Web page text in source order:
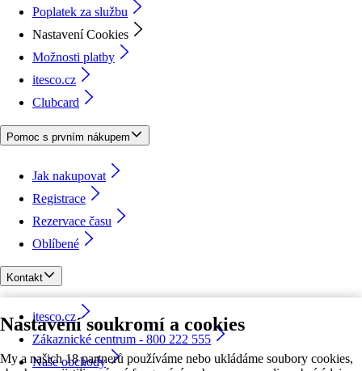
Nastavení soukromí a cookies
My a našich 18 partnerů používáme nebo ukládáme soubory cookies,
Poplatek za službu
Nastavení Cookies
Možnosti platby
itesco.cz
Clubcard
Pomoc s prvním nákupem
Jak nakupovat
Registrace
Rezervace času
Oblíbené
Kontakt
itesco.cz
Zákaznické centrum - 800 222 555
Naše obchody